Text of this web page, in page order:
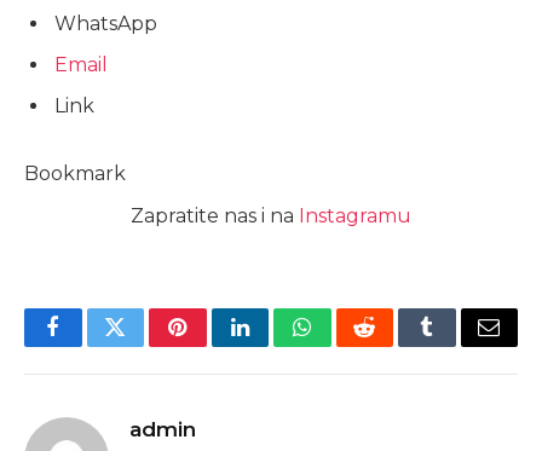
WhatsApp
Email
Link
Bookmark
Zapratite nas i na Instagramu
FacebookTwitterPinterestLinkedInWhatsAppRedditTumblrEmail
admin